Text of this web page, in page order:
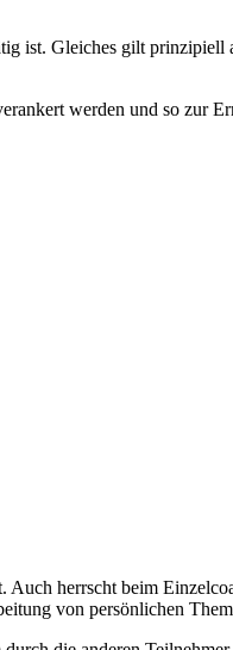
ist. Gleiches gilt
werden und so zur
herrscht beim
von persönlichen